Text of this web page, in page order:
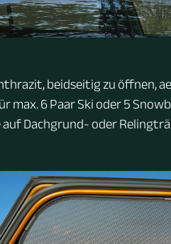
beidseitig zu öffnen,
6 Paar Ski oder 5
auf Dachgrund- oder